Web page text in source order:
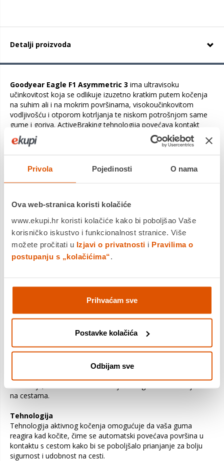
Privola Pojedinosti O nama
Ova web-stranica koristi kolačiće
www.ekupi.hr koristi kolačiće kako bi poboljšao Vaše
korisničko iskustvo i funkcionalnost stranice. Više
možete pročitati u Izjavi o privatnosti i Pravilima o
postupanju s „kolačićima“
Prihvaćam sve
Postavke kolačića
Odbijam sve
Detalji proizvoda
Goodyear Eagle F1 Asymmetric 3 ima ultravisoku
učinkovitost koja se odlikuje izuzetno kratkim putem kočenja
na suhim ali i na mokrim površinama, visokoučinkovitom
vodljivošću i otporom kotrljanja te niskom potrošnjom same
gume i goriva. ActiveBraking tehnologija povećava kontakt
gume i ceste tijekom kočenja. Eagle F1 Asymmetric 3
konstruirana je od posebne smjese koja poboljšava prianjanje,
Pojačana
upravljanja je s
novom
tehnologija
i jačom gumom.
To znači da ćete imati koristi od niže potrošnje goriva,
smanjenog trošenja gaznoga sloja i lakšeg rukovanja u
zavojima.
Tehnologija Grip Booster
Poboljšano prianjanje Guma Eagle F1 Asymmetric 3
opremljena je novim Grip Booster spojem, koji je izrađen od
ljepljive smole kako bi se povećalo prianjanje vašeg vozila na
na cestama.
Tehnologija
Tehnologija aktivnog kočenja omogućuje da vaša guma
reagira kad kočite, čime se automatski povećava površina u
kontaktu s cestom kako bi se poboljšalo prianjanje za bolju
sigurnost i udobnost na cesti.